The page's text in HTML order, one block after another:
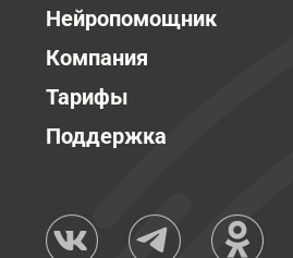
Нейропомощник
Компания
Тарифы
Поддержка